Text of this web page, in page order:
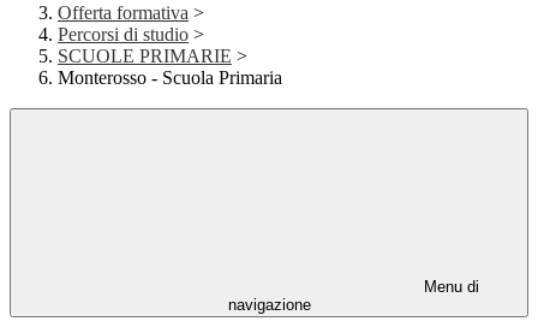
Offerta formativa >
Percorsi di studio >
SCUOLE PRIMARIE >
Monterosso - Scuola Primaria
Menu di
navigazione